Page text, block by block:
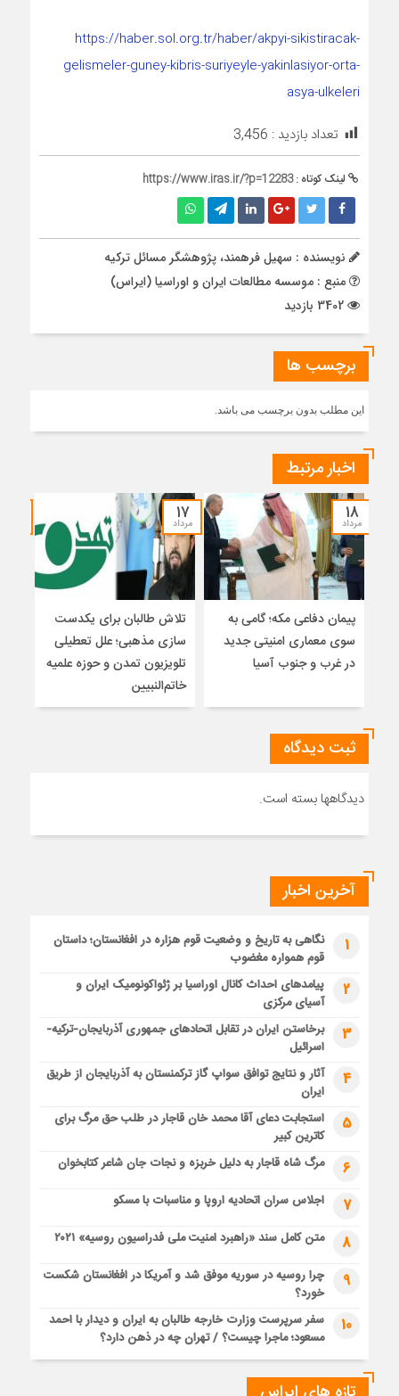
https://haber.sol.org.tr/haber/akpyi-sikistiracak-
gelismeler-guney-kibris-suriyeyle-yakinlasiyor-orta-
asya-ulkeleri
تعداد بازدید : 3,456
لینک کوتاه :https://www.iras.ir/?p=12283
نویسنده : سهیل فرهمند، پژوهشگر مسائل ترکیه
منبع : موسسه مطالعات ایران و اوراسیا (ایراس)
برچسب ها
این مطلب بدون برچسب می باشد.
اخبار مرتبط
۱۸
مرداد
پیمان دفاعی مکه؛ گامی به
سوی معماری امنیتی جدید
در غرب و جنوب آسیا
۱۷
مرداد
تلاش طالبان برای یکدست
سازی مذهبی؛ علل تعطیلی
تلویزیون تمدن و حوزه علمیه
خاتم‌النبیین
ثبت دیدگاه
دیدگاهها بسته است.
آخرین اخبار
1
نگاهی به تاریخ و وضعیت قوم هزاره در افغانستان؛ داستان
قوم همواره مغضوب
2
پیامدهای احداث کانال اوراسیا بر ژئواکونومیک ایران و
آسیای مرکزی
3
برخاستن ایران در تقابل اتحادهای جمهوری آذربایجان-ترکیه-
اسرائیل
4
آثار و نتایج توافق سواپ گاز ترکمنستان به آذربایجان از طریق
ایران
5
استجابت دعای آقا محمد خان قاجار در طلب حق مرگ برای
کاترین کبیر
6 مرگ شاه قاجار به دلیل خربزه و نجات جان شاعر کتابخوان
7 اجلاس سران اتحادیه اروپا و مناسبات با مسکو
8 متن کامل سند «راهبرد امنیت ملی فدراسیون روسیه» ۲۰۲۱
9
چرا روسیه در سوریه موفق شد و آمریکا در افغانستان شکست
خورد؟
10
سفر سرپرست وزارت خارجه طالبان به ایران و دیدار با احمد
مسعود؛ ماجرا چیست؟ / تهران چه در ذهن دارد؟